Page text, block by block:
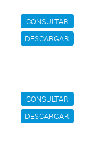
CONSULTAR
DESCARGAR
CONSULTAR
DESCARGAR